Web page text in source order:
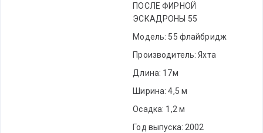
ПОСЛЕ ФИРНОЙ
ЭСКАДРОНЫ 55
Модель: 55 флайбридж
Производитель: Яхта
Длина: 17м
Ширина: 4,5 м
Осадка: 1,2 м
Год выпуска: 2002